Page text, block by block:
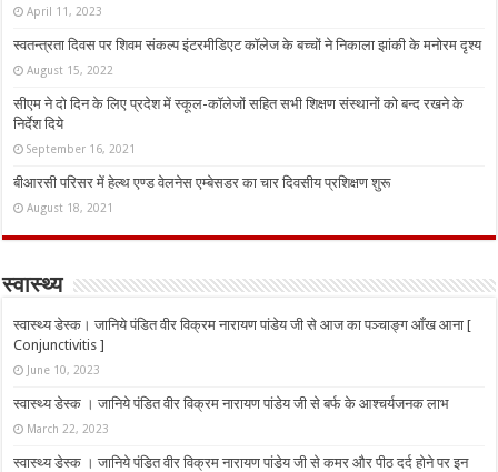
April 11, 2023
स्वतन्त्रता दिवस पर शिवम संकल्प इंटरमीडिएट कॉलेज के बच्चों ने निकाला झांकी के मनोरम दृश्य
August 15, 2022
सीएम ने दो दिन के लिए प्रदेश में स्कूल-कॉलेजों सहित सभी शिक्षण संस्थानों को बन्द रखने के
निर्देश दिये
September 16, 2021
बीआरसी परिसर में हेल्थ एण्ड वेलनेस एम्बेसडर का चार दिवसीय प्रशिक्षण शुरू
August 18, 2021
स्वास्थ्य
स्वास्थ्य डेस्क। जानिये पंडित वीर विक्रम नारायण पांडेय जी से आज का पञ्चाङ्ग आँख आना [
Conjunctivitis ]
June 10, 2023
स्वास्थ्य डेस्क । जानिये पंडित वीर विक्रम नारायण पांडेय जी से बर्फ के आश्चर्यजनक लाभ
March 22, 2023
स्वास्थ्य डेस्क । जानिये पंडित वीर विक्रम नारायण पांडेय जी से कमर और पीठ दर्द होने पर इन